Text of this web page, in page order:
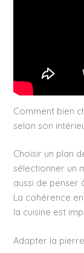
Comment bien
selon son
Choisir un plan
sélectionner un
aussi de penser
La cohérence
la cuisine est
Adapter la